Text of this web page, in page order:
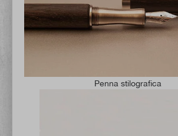
Penna stilografica